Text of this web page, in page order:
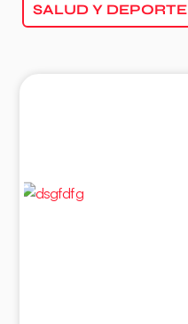
SALUD Y DEPORTE